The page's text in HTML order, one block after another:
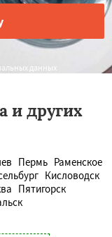
данных
и других
Пермь Раменское
Кисловодск
Пятигорск